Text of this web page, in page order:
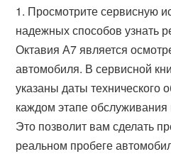
1. Просмотрите сервисную
надежных способов узнать
Октавия А7 является
автомобиля. В сервисной
указаны даты технического
каждом этапе
Это позволит вам сделать
реальном пробеге